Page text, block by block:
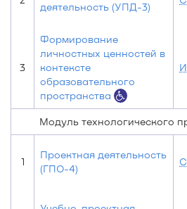
деятельность (УПД-3)
3
Формирование
личностных ценностей в
контексте
образовательного
пространства
Модуль технологического
1
Проектная деятельность
(ГПО-4)